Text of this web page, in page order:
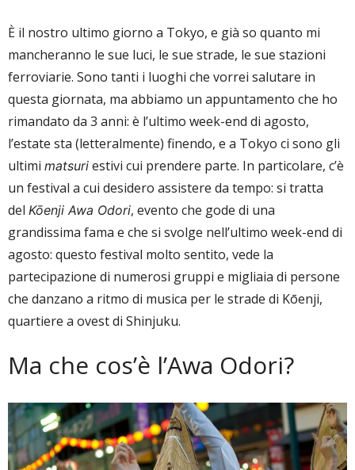
È il nostro ultimo giorno a Tokyo, e già so quanto mi
mancheranno le sue luci, le sue strade, le sue stazioni
ferroviarie. Sono tanti i luoghi che vorrei salutare in
questa giornata, ma abbiamo un appuntamento che ho
rimandato da 3 anni: è l’ultimo week-end di agosto,
l’estate sta (letteralmente) finendo, e a Tokyo ci sono gli
ultimi matsuri estivi cui prendere parte. In particolare, c’è
un festival a cui desidero assistere da tempo: si tratta
del Kōenji Awa Odori, evento che gode di una
grandissima fama e che si svolge nell’ultimo week-end di
agosto: questo festival molto sentito, vede la
partecipazione di numerosi gruppi e migliaia di persone
che danzano a ritmo di musica per le strade di Kōenji,
quartiere a ovest di Shinjuku.
Ma che cos’è l’Awa Odori?